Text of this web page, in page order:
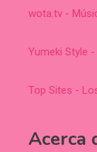
wota.tv -
Yumeki Style
Top Sites -
Acerca